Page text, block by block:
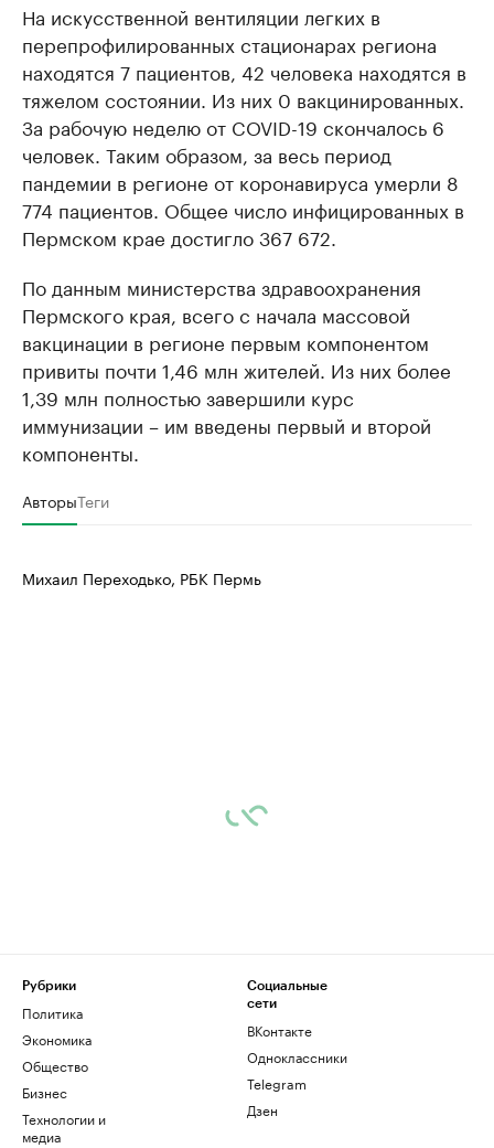
На искусственной вентиляции легких в
перепрофилированных стационарах региона
находятся 7 пациентов, 42 человека находятся в
тяжелом состоянии. Из них 0 вакцинированных.
За рабочую неделю от COVID-19 скончалось 6
человек. Таким образом, за весь период
пандемии в регионе от коронавируса умерли 8
774 пациентов. Общее число инфицированных в
Пермском крае достигло 367 672.
По данным министерства здравоохранения
Пермского края, всего с начала массовой
вакцинации в регионе первым компонентом
привиты почти 1,46 млн жителей. Из них более
1,39 млн полностью завершили курс
иммунизации – им введены первый и второй
компоненты.
АвторыТеги
Михаил Переходько, РБК Пермь
Рубрики
Политика
Экономика
Общество
Бизнес
Технологии и
медиа
Социальные
сети
ВКонтакте
Одноклассники
Telegram
Дзен